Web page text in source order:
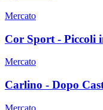
Mercato
Cor Sport -
Mercato
Carlino - Dopo
Mercato